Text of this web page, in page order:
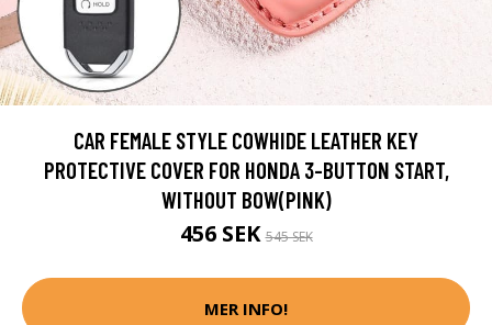
CAR FEMALE STYLE COWHIDE LEATHER KEY
PROTECTIVE COVER FOR HONDA 3-BUTTON START,
WITHOUT BOW(PINK)
456 SEK545 SEK
MER INFO!